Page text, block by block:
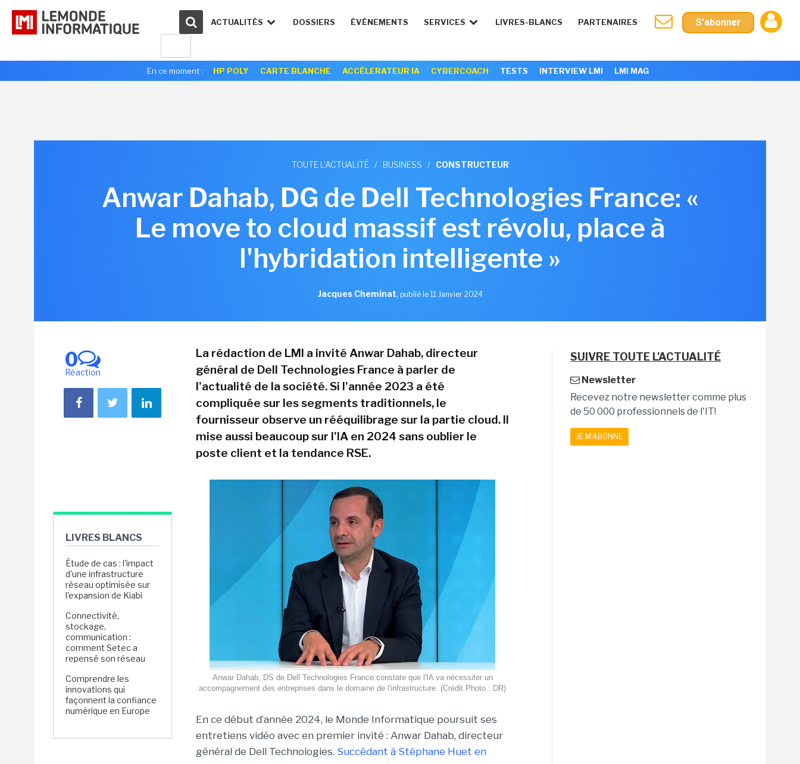
ACTUALITÉS DOSSIERS ÉVÉNEMENTS SERVICES LIVRES-BLANCS PARTENAIRES S'abonner
En ce moment : HP POLY CARTE BLANCHE ACCÉLERATEUR IA CYBERCOACH TESTS INTERVIEW LMI LMI MAG
TOUTE L'ACTUALITÉ / BUSINESS / CONSTRUCTEUR
Anwar Dahab, DG de Dell Technologies France: «
Le move to cloud massif est révolu, place à
l'hybridation intelligente »
Jacques Cheminat, publié le 11 Janvier 2024
0
Réaction
LIVRES BLANCS
Étude de cas : l'impact
d'une infrastructure
réseau optimisée sur
l'expansion de Kiabi
Connectivité,
stockage,
communication :
comment Setec a
repensé son réseau
Comprendre les
innovations qui
façonnent la confiance
numérique en Europe
La rédaction de LMI a invité Anwar Dahab, directeur
général de Dell Technologies France à parler de
l'actualité de la société. Si l'année 2023 a été
compliquée sur les segments traditionnels, le
fournisseur observe un rééquilibrage sur la partie cloud. Il
mise aussi beaucoup sur l'IA en 2024 sans oublier le
poste client et la tendance RSE.
Anwar Dahab, DS de Dell Technologies France constate que l'IA va nécessiter un
accompagnement des entreprises dans le domaine de l'infrastructure. (Crédit Photo : DR)
En ce début d’année 2024, le Monde Informatique poursuit ses
entretiens vidéo avec en premier invité : Anwar Dahab, directeur
général de Dell Technologies. Succédant à Stéphane Huet en
SUIVRE TOUTE L'ACTUALITÉ
Newsletter
Recevez notre newsletter comme plus
de 50 000 professionnels de l'IT!
JE M'ABONNE